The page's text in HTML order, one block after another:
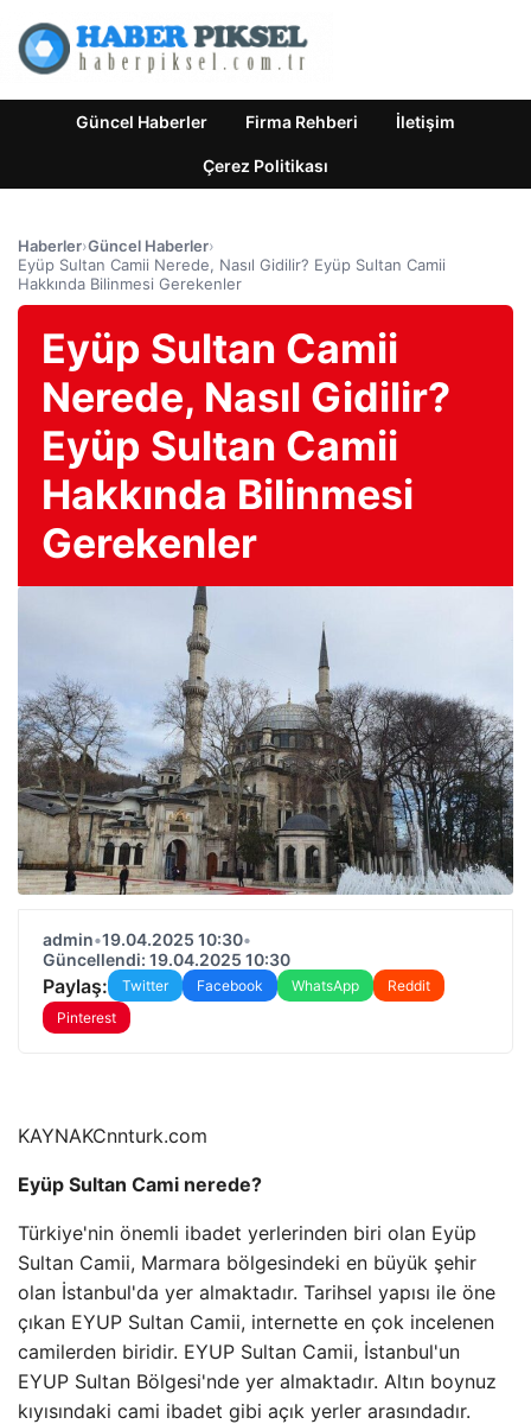
Güncel Haberler Firma Rehberi İletişim
Çerez Politikası
Haberler›Güncel Haberler›
Eyüp Sultan Camii Nerede, Nasıl Gidilir? Eyüp Sultan Camii
Hakkında Bilinmesi Gerekenler
Eyüp Sultan Camii
Nerede, Nasıl Gidilir?
Eyüp Sultan Camii
Hakkında Bilinmesi
Gerekenler
admin•19.04.2025 10:30•
Güncellendi: 19.04.2025 10:30
Paylaş: Twitter Facebook WhatsApp
Reddit
Pinterest
KAYNAKCnnturk.com
Eyüp Sultan Cami nerede?
Türkiye'nin önemli ibadet yerlerinden biri olan Eyüp
Sultan Camii, Marmara bölgesindeki en büyük şehir
olan İstanbul'da yer almaktadır. Tarihsel yapısı ile öne
çıkan EYUP Sultan Camii, internette en çok incelenen
camilerden biridir. EYUP Sultan Camii, İstanbul'un
EYUP Sultan Bölgesi'nde yer almaktadır. Altın boynuz
kıyısındaki cami ibadet gibi açık yerler arasındadır.